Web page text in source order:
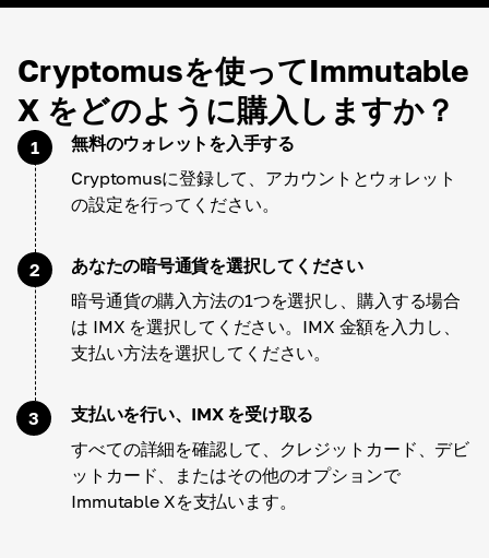
Cryptomusを使ってImmutable
X をどのように購入しますか？
1
無料のウォレットを入手する
Cryptomusに登録して、アカウントとウォレット
の設定を行ってください。
2
あなたの暗号通貨を選択してください
暗号通貨の購入方法の1つを選択し、購入する場合
は IMX を選択してください。IMX 金額を入力し、
支払い方法を選択してください。
3
支払いを行い、IMX を受け取る
すべての詳細を確認して、クレジットカード、デビ
ットカード、またはその他のオプションで
Immutable Xを支払います。